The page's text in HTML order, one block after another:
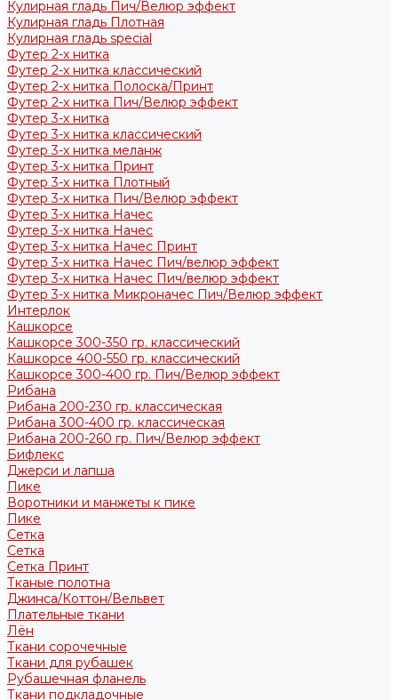
Кулирная гладь Пич/Велюр эффект
Кулирная гладь Плотная
Кулирная гладь special
Футер 2-х нитка
Футер 2-х нитка классический
Футер 2-х нитка Полоска/Принт
Футер 2-х нитка Пич/Велюр эффект
Футер 3-х нитка
Футер 3-х нитка классический
Футер 3-х нитка меланж
Футер 3-х нитка Принт
Футер 3-х нитка Плотный
Футер 3-х нитка Пич/Велюр эффект
Футер 3-х нитка Начес
Футер 3-х нитка Начес
Футер 3-х нитка Начес Принт
Футер 3-х нитка Начес Пич/велюр эффект
Футер 3-х нитка Начес Пич/велюр эффект
Футер 3-х нитка Микроначес Пич/Велюр эффект
Интерлок
Кашкорсе
Кашкорсе 300-350 гр. классический
Кашкорсе 400-550 гр. классический
Кашкорсе 300-400 гр. Пич/Велюр эффект
Рибана
Рибана 200-230 гр. классическая
Рибана 300-400 гр. классическая
Рибана 200-260 гр. Пич/Велюр эффект
Бифлекс
Джерси и лапша
Пике
Воротники и манжеты к пике
Пике
Сетка
Сетка
Сетка Принт
Тканые полотна
Джинса/Коттон/Вельвет
Плательные ткани
Лён
Ткани сорочечные
Ткани для рубашек
Рубашечная фланель
Ткани подкладочные